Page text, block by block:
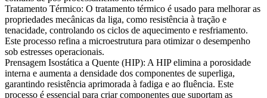
Tratamento Térmico: O tratamento térmico é usado para melhorar as
propriedades mecânicas da liga, como resistência à tração e
tenacidade, controlando os ciclos de aquecimento e resfriamento.
Este processo refina a microestrutura para otimizar o desempenho
sob estresses operacionais.
Prensagem Isostática a Quente (HIP): A HIPelimina a porosidade
interna e aumenta a densidade dos componentes de superliga,
garantindo resistência aprimorada à fadiga e ao fluência. Este
processo é essencial para criar componentes que suportam as